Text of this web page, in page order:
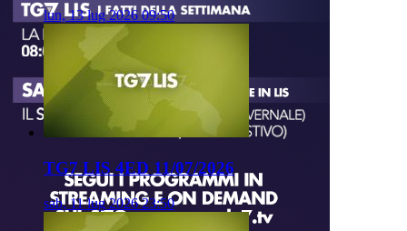
lun, 13 lug 2026 09:50
TG7 LIS 4ED 11/07/2026
sab, 11 lug 2026 23:50